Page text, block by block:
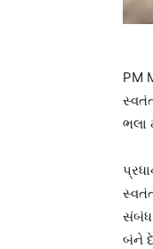
PM
ભલા
સંબંધ
બંને